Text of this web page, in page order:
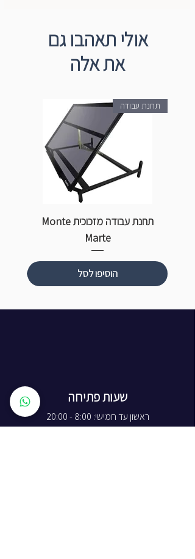
אולי תאהבו גם
את אלה
תחנת עבודה
תחנת עבודה מזכוכית Monte
Marte
הוסיפו לסל
שעות פתיחה
ראשון עד חמישי: 8:00 - 20:00